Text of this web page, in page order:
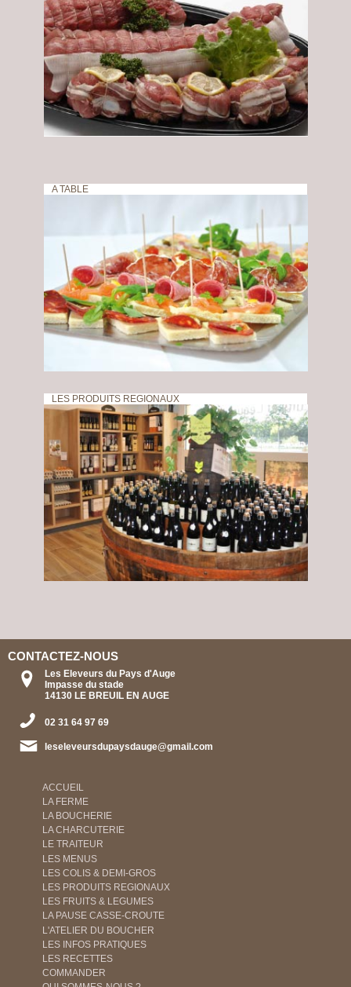
A TABLE
LES PRODUITS REGIONAUX
CONTACTEZ-NOUS
Les Eleveurs du Pays d'Auge
Impasse du stade
14130 LE BREUIL EN AUGE
02 31 64 97 69
leseleveursdupaysdauge@gmail.com
ACCUEIL
LA FERME
LA BOUCHERIE
LA CHARCUTERIE
LE TRAITEUR
LES MENUS
LES COLIS & DEMI-GROS
LES PRODUITS REGIONAUX
LES FRUITS & LEGUMES
LA PAUSE CASSE-CROUTE
L'ATELIER DU BOUCHER
LES INFOS PRATIQUES
LES RECETTES
COMMANDER